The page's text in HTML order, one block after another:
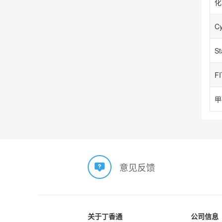
意见反馈
关于丁香通 公司信息